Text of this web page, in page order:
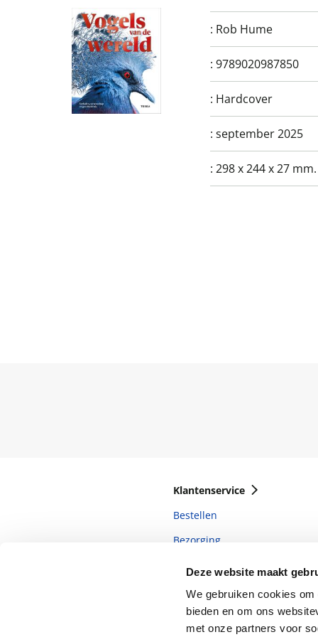
Deze website maakt
We gebruiken cookies
bieden en om ons
met onze partners voor
: Rob Hume
: 9789020987850
: Hardcover
: september 2025
: 298 x 244 x 27 mm.
Klantenservice
Bestellen
Bezorging
Retourneren
Veelgestelde vragen